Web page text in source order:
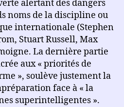
alertant des dangers
noms de la discipline ou
internationale (Stephen
Stuart Russell, Max
La dernière partie
aux « priorités de
», soulève justement la
face à « la
superintelligentes ».